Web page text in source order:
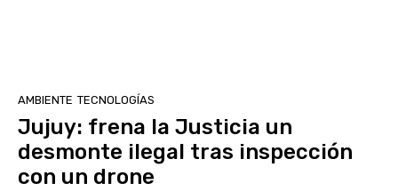
AMBIENTE TECNOLOGÍAS
Jujuy: frena la Justicia un
desmonte ilegal tras inspección
con un drone